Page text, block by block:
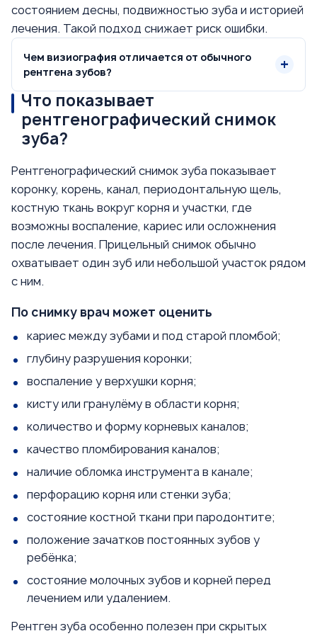
состоянием десны, подвижностью зуба и историей
лечения. Такой подход снижает риск ошибки.
Чем визиография отличается от обычного
рентгена зубов?
Что показывает
рентгенографический снимок
зуба?
Рентгенографический снимок зуба показывает
коронку, корень, канал, периодонтальную щель,
костную ткань вокруг корня и участки, где
возможны воспаление, кариес или осложнения
после лечения. Прицельный снимок обычно
охватывает один зуб или небольшой участок рядом
с ним.
По снимку врач может оценить
кариес между зубами и под старой пломбой;
глубину разрушения коронки;
воспаление у верхушки корня;
кисту или гранулёму в области корня;
количество и форму корневых каналов;
качество пломбирования каналов;
наличие обломка инструмента в канале;
перфорацию корня или стенки зуба;
состояние костной ткани при пародонтите;
положение зачатков постоянных зубов у
ребёнка;
состояние молочных зубов и корней перед
лечением или удалением.
Рентген зуба особенно полезен при скрытых